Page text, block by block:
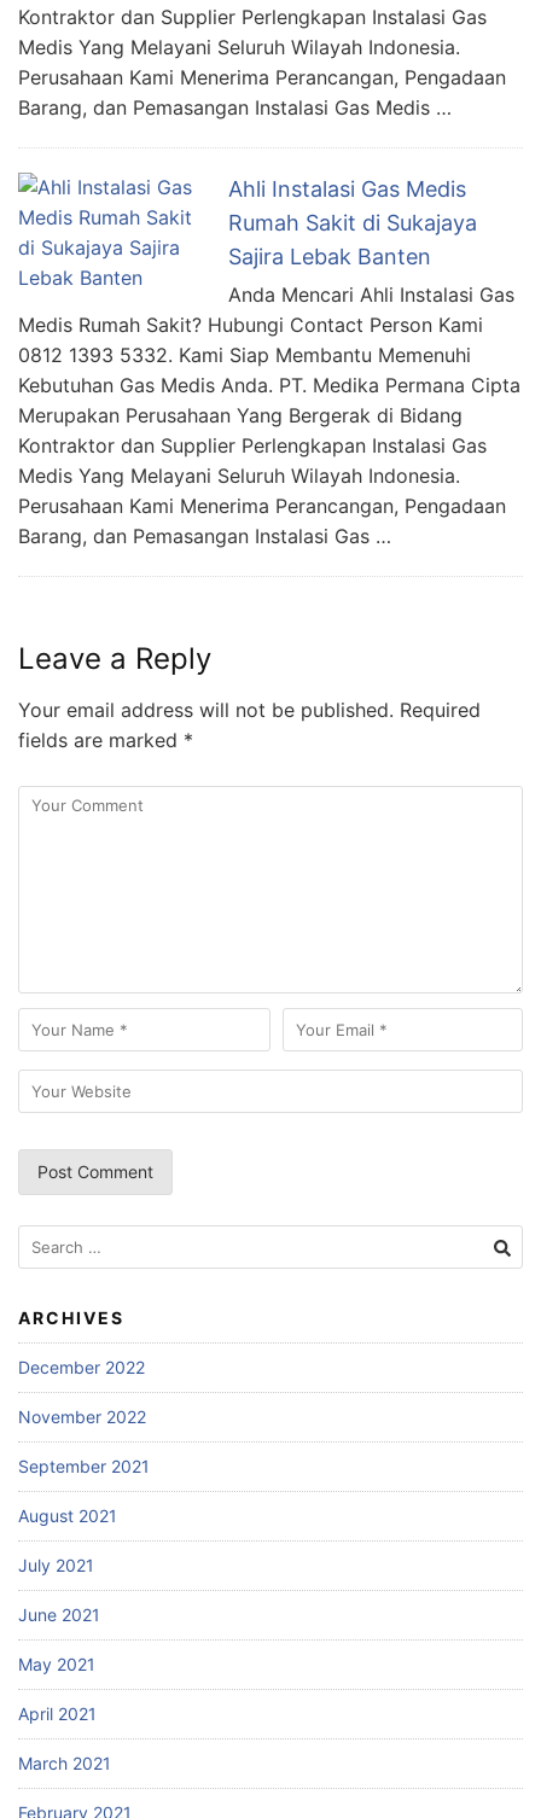
Kontraktor dan Supplier Perlengkapan Instalasi Gas
Medis Yang Melayani Seluruh Wilayah Indonesia.
Perusahaan Kami Menerima Perancangan, Pengadaan
Barang, dan Pemasangan Instalasi Gas Medis …
Ahli Instalasi Gas Medis
Rumah Sakit di Sukajaya
Sajira Lebak Banten
Anda Mencari Ahli Instalasi Gas
Medis Rumah Sakit? Hubungi Contact Person Kami
0812 1393 5332. Kami Siap Membantu Memenuhi
Kebutuhan Gas Medis Anda. PT. Medika Permana Cipta
Merupakan Perusahaan Yang Bergerak di Bidang
Kontraktor dan Supplier Perlengkapan Instalasi Gas
Medis Yang Melayani Seluruh Wilayah Indonesia.
Perusahaan Kami Menerima Perancangan, Pengadaan
Barang, dan Pemasangan Instalasi Gas …
Leave a Reply
Your email address will not be published. Required
fields are marked *
Search
for:
ARCHIVES
December 2022
November 2022
September 2021
August 2021
July 2021
June 2021
May 2021
April 2021
March 2021
February 2021